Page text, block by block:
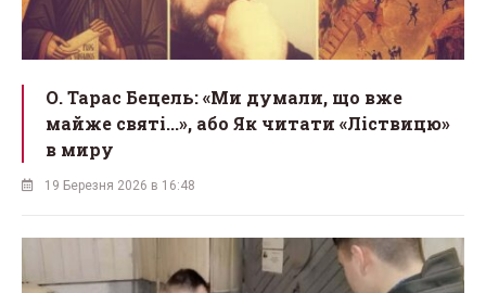
О. Тарас Бецель: «Ми думали, що вже
майже святі...», або Як читати «Ліствицю»
в миру
19 Березня 2026 в 16:48